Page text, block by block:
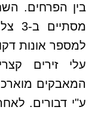
בין הפרחים.
למספר אונות
עלי זירים
המאבקים
ע"י דבורים.